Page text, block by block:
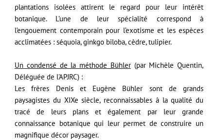
plantations isolées attirent le regard pour leur intérêt
botanique. L’une de leur spécialité correspond à
l’engouement contemporain pour l’exotisme et les espèces
acclimatées : séquoia, ginkgo biloba, cèdre, tulipier.
Un condensé de la méthode Bühler(par Michèle Quentin,
Déléguée de l'APJRC) :
Les frères Denis et Eugène Bühler sont de grands
paysagistes du XIXe siècle, reconnaissables à la qualité du
tracé de leurs plans et également par leur grande
connaissance botanique qui leur permet de construire un
magnifique décor paysager.